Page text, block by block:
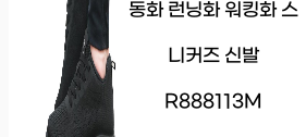
동화 런닝화 워킹화 스
니커즈 신발
R888113M